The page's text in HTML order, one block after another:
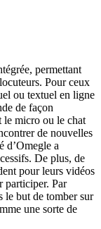
permettant
Pour ceux
ou textuel en ligne
de façon
le micro ou le chat
de nouvelles
d’Omegle a
De plus, de
pour leurs vidéos
participer. Par
le but de tomber sur
une sorte de